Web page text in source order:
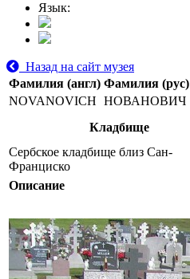
Язык:
Назад на сайт музея
Фамилия (англ) Фамилия (рус)
NOVANOVICH НОВАНОВИЧ
Кладбище
Сербское кладбище близ Сан-
Франциско
Описание